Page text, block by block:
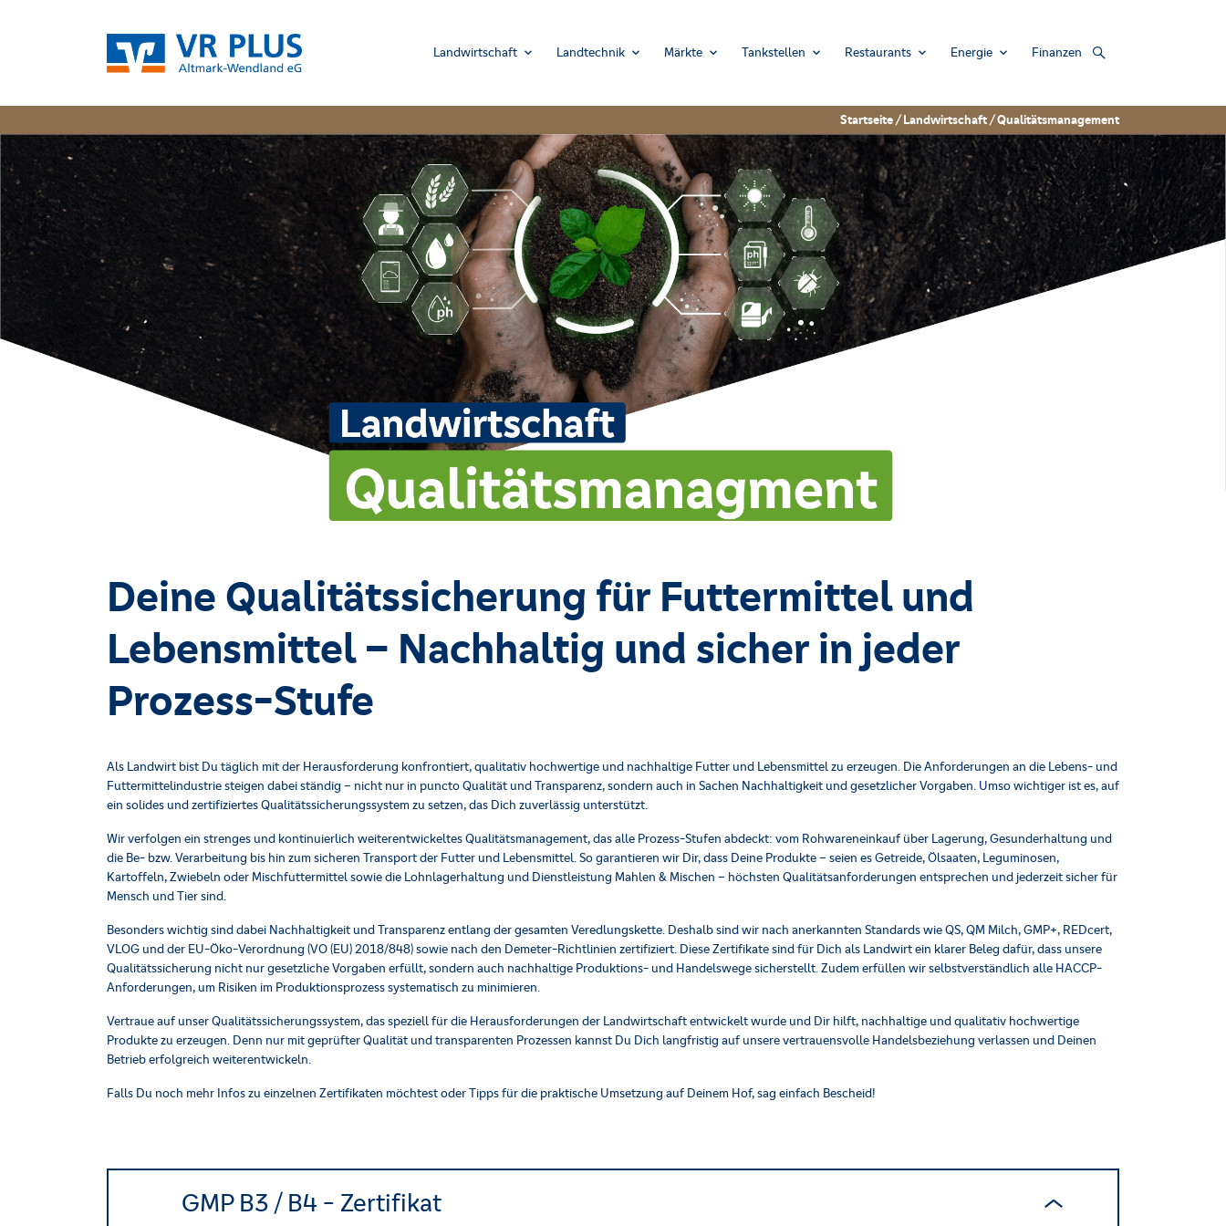
Landwirtschaft Landtechnik Märkte Tankstellen Restaurants Energie Finanzen
Startseite/ Landwirtschaft/Qualitätsmanagement
Deine Qualitätssicherung für Futtermittel und
Lebensmittel – Nachhaltig und sicher in jeder
Prozess-Stufe
Als Landwirt bist Du täglich mit der Herausforderung konfrontiert, qualitativ hochwertige und nachhaltige Futter und Lebensmittel zu erzeugen. Die Anforderungen an die Lebens- und
Futtermittelindustrie steigen dabei ständig – nicht nur in puncto Qualität und Transparenz, sondern auch in Sachen Nachhaltigkeit und gesetzlicher Vorgaben. Umso wichtiger ist es, auf
ein solides und zertifiziertes Qualitätssicherungssystem zu setzen, das Dich zuverlässig unterstützt.
Wir verfolgen ein strenges und kontinuierlich weiterentwickeltes Qualitätsmanagement, das alle Prozess-Stufen abdeckt: vom Rohwareneinkauf über Lagerung, Gesunderhaltung und
die Be- bzw. Verarbeitung bis hin zum sicheren Transport der Futter und Lebensmittel. So garantieren wir Dir, dass Deine Produkte – seien es Getreide, Ölsaaten, Leguminosen,
Kartoffeln, Zwiebeln oder Mischfuttermittel sowie die Lohnlagerhaltung und Dienstleistung Mahlen & Mischen – höchsten Qualitätsanforderungen entsprechen und jederzeit sicher für
Mensch und Tier sind.
Besonders wichtig sind dabei Nachhaltigkeit und Transparenz entlang der gesamten Veredlungskette. Deshalb sind wir nach anerkannten Standards wie QS, QM Milch, GMP+, REDcert,
VLOG und der EU-Öko-Verordnung (VO (EU) 2018/848) sowie nach den Demeter-Richtlinien zertifiziert. Diese Zertifikate sind für Dich als Landwirt ein klarer Beleg dafür, dass unsere
Qualitätssicherung nicht nur gesetzliche Vorgaben erfüllt, sondern auch nachhaltige Produktions- und Handelswege sicherstellt. Zudem erfüllen wir selbstverständlich alle HACCP-
Anforderungen, um Risiken im Produktionsprozess systematisch zu minimieren.
Vertraue auf unser Qualitätssicherungssystem, das speziell für die Herausforderungen der Landwirtschaft entwickelt wurde und Dir hilft, nachhaltige und qualitativ hochwertige
Produkte zu erzeugen. Denn nur mit geprüfter Qualität und transparenten Prozessen kannst Du Dich langfristig auf unsere vertrauensvolle Handelsbeziehung verlassen und Deinen
Betrieb erfolgreich weiterentwickeln.
Falls Du noch mehr Infos zu einzelnen Zertifikaten möchtest oder Tipps für die praktische Umsetzung auf Deinem Hof, sag einfach Bescheid!
GMP B3 / B4 - Zertifikat